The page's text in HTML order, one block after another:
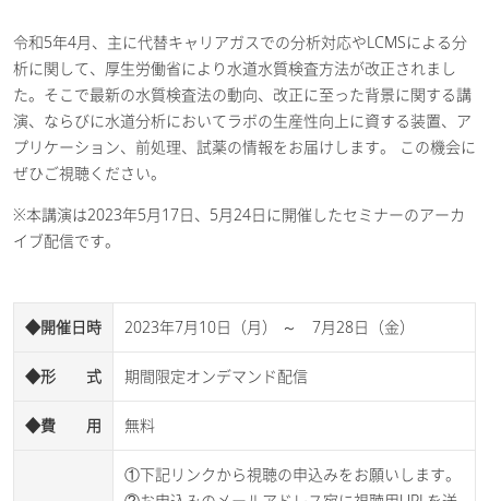
令和5年4月、主に代替キャリアガスでの分析対応やLCMSによる分
析に関して、厚生労働省により水道水質検査方法が改正されまし
た。そこで最新の水質検査法の動向、改正に至った背景に関する講
演、ならびに水道分析においてラボの生産性向上に資する装置、ア
プリケーション、前処理、試薬の情報をお届けします。 この機会に
ぜひご視聴ください。
※本講演は2023年5月17日、5月24日に開催したセミナーのアーカ
イブ配信です。
◆開催日時 2023年7月10日（月） ～ 7月28日（金）
◆形 式 期間限定オンデマンド配信
◆費 用 無料
①下記リンクから視聴の申込みをお願いします。